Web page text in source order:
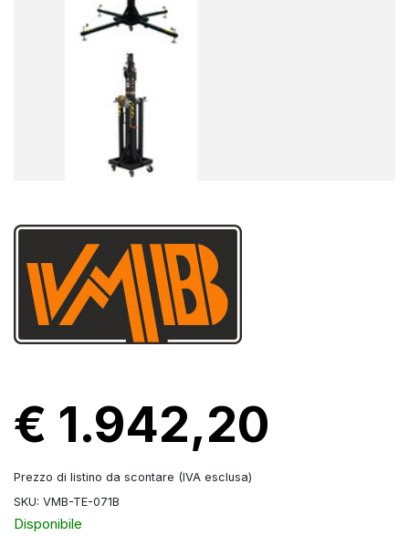
€ 1.942,20
Prezzo di listino da scontare (IVA esclusa)
SKU: VMB-TE-071B
Disponibile